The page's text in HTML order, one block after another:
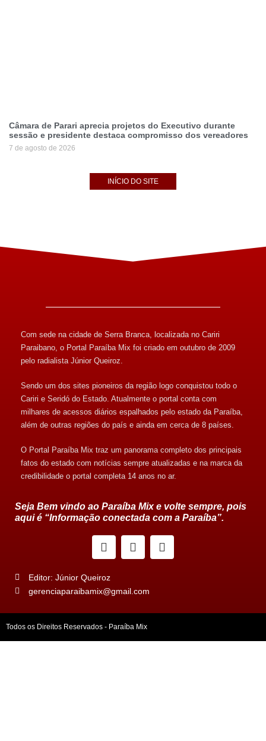
Câmara de Parari aprecia projetos do Executivo durante
sessão e presidente destaca compromisso dos vereadores
7 de agosto de 2026
INÍCIO DO SITE
Com sede na cidade de Serra Branca, localizada no Cariri
Paraibano, o Portal Paraíba Mix foi criado em outubro de 2009
pelo radialista Júnior Queiroz.
Sendo um dos sites pioneiros da região logo conquistou todo o
Cariri e Seridó do Estado. Atualmente o portal conta com
milhares de acessos diários espalhados pelo estado da Paraíba,
além de outras regiões do país e ainda em cerca de 8 países.
O Portal Paraíba Mix traz um panorama completo dos principais
fatos do estado com notícias sempre atualizadas e na marca da
credibilidade o portal completa 14 anos no ar.
Seja Bem vindo ao Paraíba Mix e volte sempre, pois
aqui é “Informação conectada com a Paraíba”.
Editor: Júnior Queiroz
gerenciaparaibamix@gmail.com
Todos os Direitos Reservados - Paraíba Mix